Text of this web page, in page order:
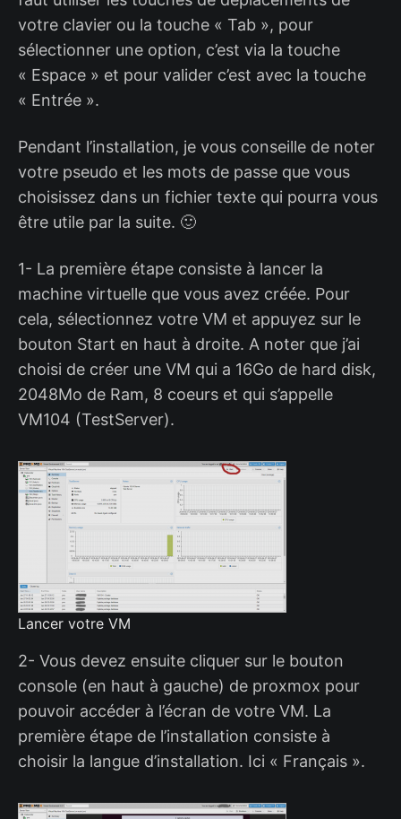
votre clavier ou la touche « Tab », pour
sélectionner une option, c’est via la touche
« Espace » et pour valider c’est avec la touche
« Entrée ».
Pendant l’installation, je vous conseille de noter
votre pseudo et les mots de passe que vous
choisissez dans un fichier texte qui pourra vous
être utile par la suite. 🙂
1- La première étape consiste à lancer la
machine virtuelle que vous avez créée. Pour
cela, sélectionnez votre VM et appuyez sur le
bouton Start en haut à droite. A noter que j’ai
choisi de créer une VM qui a 16Go de hard disk,
2048Mo de Ram, 8 coeurs et qui s’appelle
VM104 (TestServer).
Lancer votre VM
2- Vous devez ensuite cliquer sur le bouton
console (en haut à gauche) de proxmox pour
pouvoir accéder à l’écran de votre VM. La
première étape de l’installation consiste à
choisir la langue d’installation. Ici « Français ».